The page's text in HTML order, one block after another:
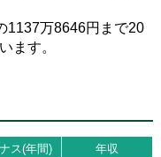
1137万8646円まで20
ます。
ス(年間)
年収